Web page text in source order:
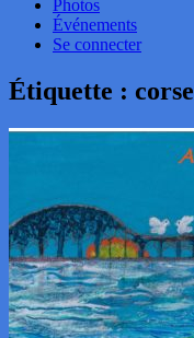
Photos
Événements
Se connecter
Étiquette : corse